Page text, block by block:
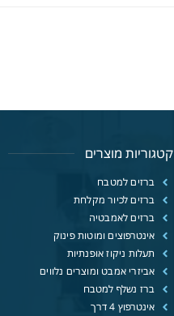
קטגוריות מוצרים
ברזים למטבח
ברזים לכיור מקלחת
ברזים לאמבטיה
אינטרפוצים ומוטות פינוק
תעלות ניקוז אופנתיות
אביזרי אמבט ומוצרים נלווים
ברז נשלף למטבח
אינטרפוץ 4 דרך